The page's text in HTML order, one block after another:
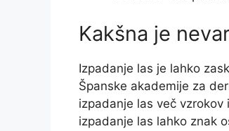
Kakšna je
Izpadanje las je lahko
Španske akademije za
izpadanje las več
izpadanje las lahko znak